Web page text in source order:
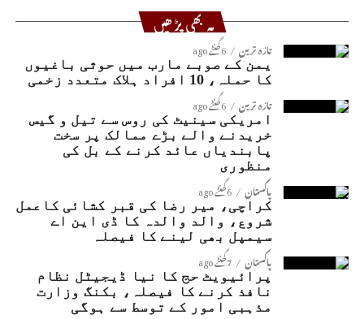
یہ بھی پڑھیں
تازہ ترین 6 گھنٹے ago
یمن کے صوبے مارب میں حوثی باغیوں
کا حملہ، 10 افراد ہلاک متعدد زخمی
تازہ ترین 6 گھنٹے ago
امریکی سینیٹ کی روس سے تیل و گیس
خریدنے والے بڑے ممالک پر سخت
پابندیاں عائد کرنے کے بل کی
منظوری
پاکستان 6 گھنٹے ago
کراچی، میر رضا کی قبر کشائی کاعمل
شروع، والد والدہ کا ڈی این اے
سیمپل بھی لینے کا فیصلہ
پاکستان 7 گھنٹے ago
پرائیویٹ حج کا نیا ڈیجیٹل نظام
نافذ کرنے کا فیصلہ، بکنگ وزارت
مذہبی امور کے توسط سے ہوگی